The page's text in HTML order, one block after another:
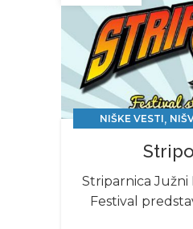
NIŠKE VESTI,
Striparnica Južni
Festival